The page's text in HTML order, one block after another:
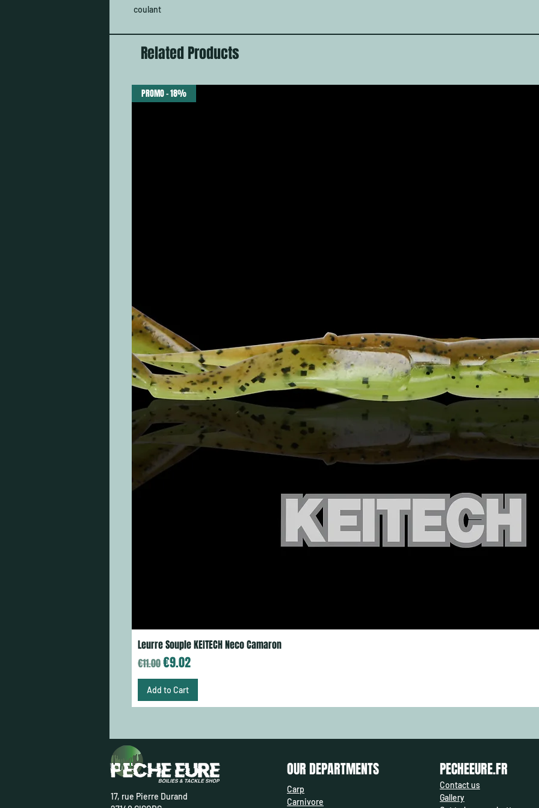
coulant
Related Products
PROMO - 18%
Leurre Souple KEITECH Neco Camaron
Regular Price
€11.00Sale Price
€9.02
Add to Cart
17, rue Pierre Durand
OUR DEPARTMENTS
Carp
Carnivore
PECHEEURE.FR
Contact us
Gallery